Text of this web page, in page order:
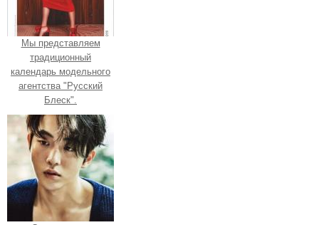
Мы представляем
традиционный
календарь модельного
агентства "Русский
Блеск".